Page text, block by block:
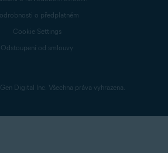
Digital Inc. Všechna práva vyhrazena.
o předplatném
Cookie Settings
Odstoupení od smlouvy